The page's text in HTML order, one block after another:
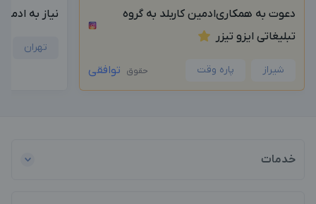
دعوت به همکاری‌ادمین کاربلد به گروه
تبلیغاتی ایزو تیزر
شیراز پاره وقت حقوق توافقی
نیاز به
تهران
خدمات